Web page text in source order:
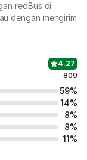
redBus di
dengan mengirim
4.27
809
59%
14%
8%
8%
11%